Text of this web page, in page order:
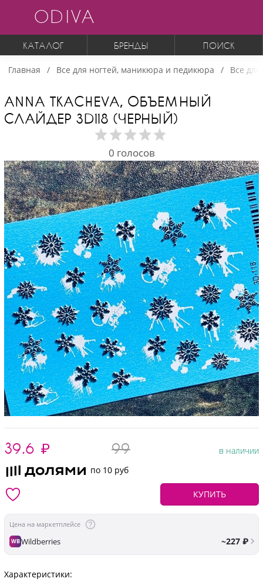
ODIVA
КАТАЛОГ БРЕНДЫ ПОИСК
Главная Все для ногтей, маникюра и педикюра Все
ANNA TKACHEVA, ОБЪЕМНЫЙ
СЛАЙДЕР 3D118 (ЧЕРНЫЙ)
0 голосов
39.6 ₽ 99
в наличии
по 10 руб
КУПИТЬ
Цена на маркетплейсе
WBWildberries ~227 ₽
Характеристики: